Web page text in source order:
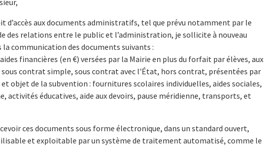
d’accès aux documents administratifs, tel que prévu notamment par le
des relations entre le public et l’administration, je sollicite à nouveau
la communication des documents suivants :
financières (en €) versées par la Mairie en plus du forfait par élèves, aux
sous contrat simple, sous contrat avec l'État, hors contrat, présentées par
et objet de la subvention : fournitures scolaires individuelles, aides sociales,
activités éducatives, aide aux devoirs, pause méridienne, transports, et
ces documents sous forme électronique, dans un standard ouvert,
et exploitable par un système de traitement automatisé, comme le